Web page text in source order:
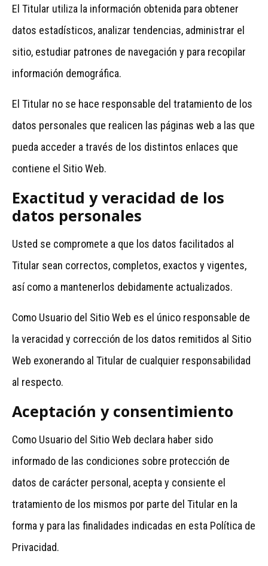
El Titular utiliza la información obtenida para obtener
datos estadísticos, analizar tendencias, administrar el
sitio, estudiar patrones de navegación y para recopilar
información demográfica.
El Titular no se hace responsable del tratamiento de los
datos personales que realicen las páginas web a las que
pueda acceder a través de los distintos enlaces que
contiene el Sitio Web.
Exactitud y veracidad de los
datos personales
Usted se compromete a que los datos facilitados al
Titular sean correctos, completos, exactos y vigentes,
así como a mantenerlos debidamente actualizados.
Como Usuario del Sitio Web es el único responsable de
la veracidad y corrección de los datos remitidos al Sitio
Web exonerando al Titular de cualquier responsabilidad
al respecto.
Aceptación y consentimiento
Como Usuario del Sitio Web declara haber sido
informado de las condiciones sobre protección de
datos de carácter personal, acepta y consiente el
tratamiento de los mismos por parte del Titular en la
forma y para las finalidades indicadas en esta Política de
Privacidad.